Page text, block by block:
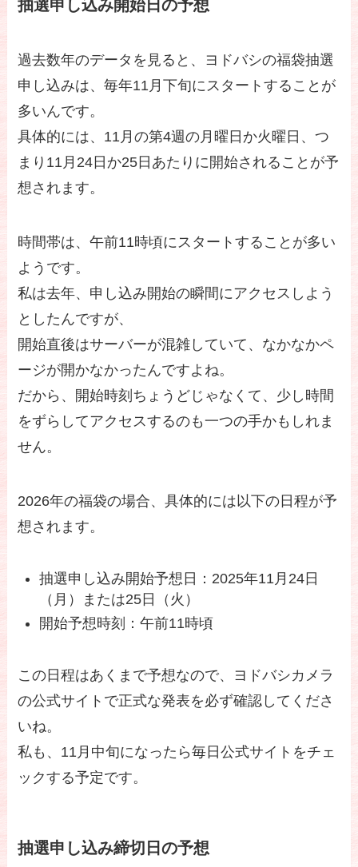
抽選申し込み開始日の予想
過去数年のデータを見ると、ヨドバシの福袋抽選
申し込みは、毎年11月下旬にスタートすることが
多いんです。
具体的には、11月の第4週の月曜日か火曜日、つ
まり11月24日か25日あたりに開始されることが予
想されます。
時間帯は、午前11時頃にスタートすることが多い
ようです。
私は去年、申し込み開始の瞬間にアクセスしよう
としたんですが、
開始直後はサーバーが混雑していて、なかなかペ
ージが開かなかったんですよね。
だから、開始時刻ちょうどじゃなくて、少し時間
をずらしてアクセスするのも一つの手かもしれま
せん。
2026年の福袋の場合、具体的には以下の日程が予
想されます。
抽選申し込み開始予想日：2025年11月24日
（月）または25日（火）
開始予想時刻：午前11時頃
この日程はあくまで予想なので、ヨドバシカメラ
の公式サイトで正式な発表を必ず確認してくださ
いね。
私も、11月中旬になったら毎日公式サイトをチェ
ックする予定です。
抽選申し込み締切日の予想